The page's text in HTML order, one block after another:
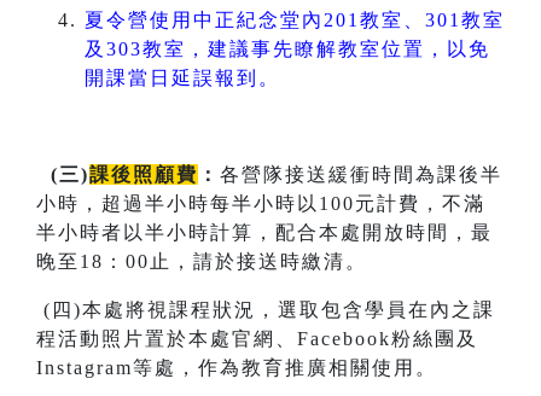
夏令營使用中正紀念堂內201教室、301教室
及303教室，建議事先瞭解教室位置，以免
開課當日延誤報到。
(三)課後照顧費 ： 各營隊接送緩衝時間為課後半
小時，超過半小時每半小時以100元計費，不滿
半小時者以半小時計算，配合本處開放時間，最
晚至18：00止，請於接送時繳清。
(四)本處將視課程狀況，選取包含學員在內之課
程活動照片置於本處官網、Facebook粉絲團及
Instagram等處，作為教育推廣相關使用。